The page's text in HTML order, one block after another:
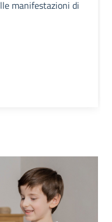
manifestazioni di